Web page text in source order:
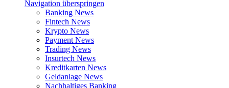
Navigation überspringen
Banking News
Fintech News
Krypto News
Payment News
Trading News
Insurtech News
Kreditkarten News
Geldanlage News
Nachhaltiges Banking